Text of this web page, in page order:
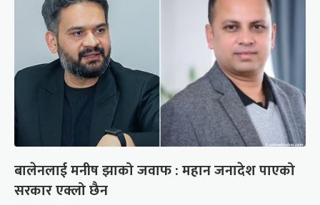
बालेनलाई मनीष झाको जवाफ : महान जनादेश पाएको
सरकार एक्लो छैन